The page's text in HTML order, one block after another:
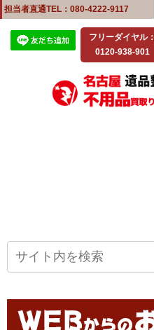
担当者直通TEL：080-4222-9117
フリーダイヤル：
0120-938-901